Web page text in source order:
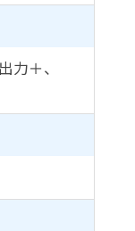
力＋、